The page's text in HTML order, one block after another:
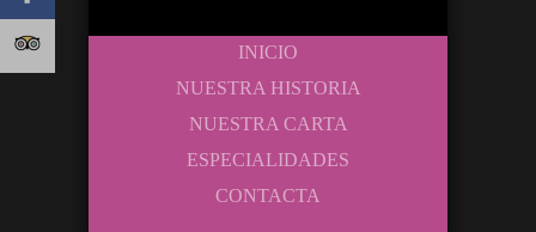
INICIO
NUESTRA HISTORIA
NUESTRA CARTA
ESPECIALIDADES
CONTACTA